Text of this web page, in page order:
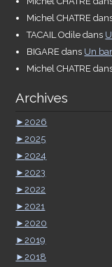
Michel CHATRE
TACAIL Odile dans
BIGARE dans Un
Michel CHATRE
Archives
►2026
►2025
►2024
►2023
►2022
►2021
►2020
►2019
►2018